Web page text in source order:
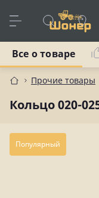
Прочие товары
Кольцо 020-
Все о товаре
Популярный